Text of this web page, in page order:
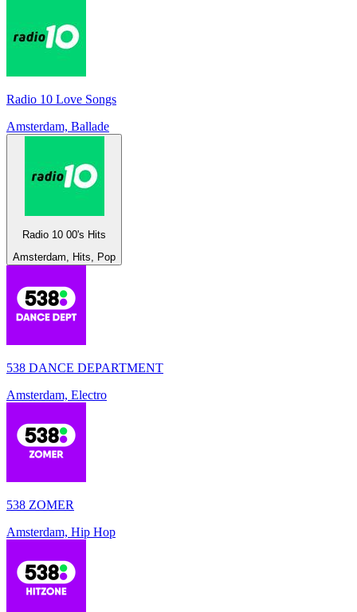
Radio 10 Love Songs
Amsterdam, Ballade
Radio 10 00's Hits
Amsterdam, Hits, Pop
538 DANCE DEPARTMENT
Amsterdam, Electro
538 ZOMER
Amsterdam, Hip Hop